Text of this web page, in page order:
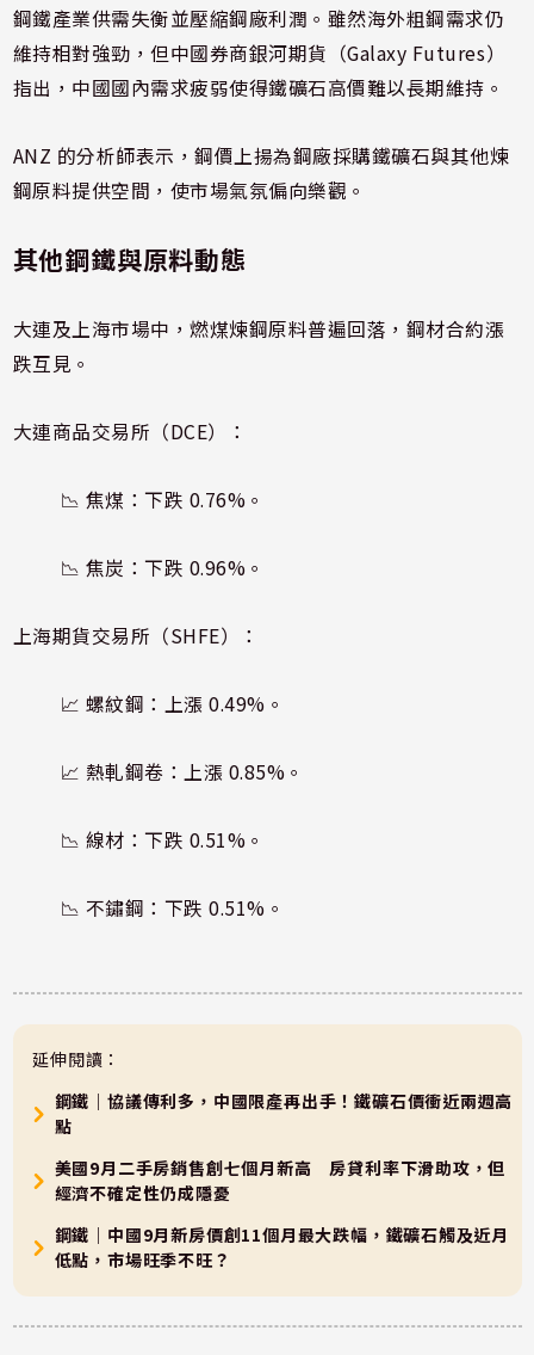
鋼鐵產業供需失衡並壓縮鋼廠利潤。雖然海外粗鋼需求仍
維持相對強勁，但中國券商銀河期貨（Galaxy Futures）
指出，中國國內需求疲弱使得鐵礦石高價難以長期維持。
ANZ 的分析師表示，鋼價上揚為鋼廠採購鐵礦石與其他煉
鋼原料提供空間，使市場氣氛偏向樂觀。
其他鋼鐵與原料動態
大連及上海市場中，燃煤煉鋼原料普遍回落，鋼材合約漲
跌互見。
大連商品交易所（DCE）：
📉 焦煤：下跌 0.76%。
📉 焦炭：下跌 0.96%。
上海期貨交易所（SHFE）：
📈 螺紋鋼：上漲 0.49%。
📈 熱軋鋼卷：上漲 0.85%。
📉 線材：下跌 0.51%。
📉 不鏽鋼：下跌 0.51%。
延伸閱讀：
鋼鐵｜協議傳利多，中國限產再出手！鐵礦石價衝近兩週高
點
美國9月二手房銷售創七個月新高 房貸利率下滑助攻，但
經濟不確定性仍成隱憂
鋼鐵｜中國9月新房價創11個月最大跌幅，鐵礦石觸及近月
低點，市場旺季不旺？